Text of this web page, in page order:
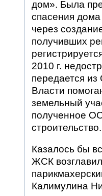
дом». Была
спасения
через
получивших
2010 г.
передается
Власти
земельный
полученное
строительство.
Казалось бы
ЖСК
Калимулина